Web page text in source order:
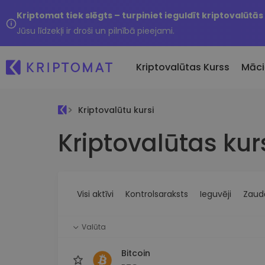
Kriptomat tiek slēgts – turpiniet ieguldīt kriptovalūtās
Jūsu līdzekļi ir droši un pilnībā pieejami.
Kriptovalūtas Kurss
Visas cenas
Vairāk nekā 300 kriptovalūtu Nesen
Pērciet vairāk nekā 300
kriptovalūtas
iespējas
Kriptovalūtu kursi
Kriptovalūtas
Visi aktīvi Kontrolsaraksts Ieguvēji
Valūta
Bitcoin